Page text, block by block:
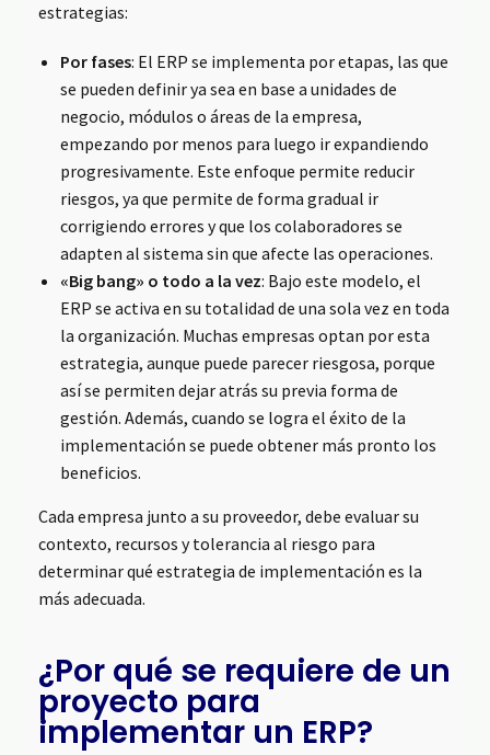
estrategias:
Por fases: El ERP se implementa por etapas, las que
se pueden definir ya sea en base a unidades de
negocio, módulos o áreas de la empresa,
empezando por menos para luego ir expandiendo
progresivamente. Este enfoque permite reducir
riesgos, ya que permite de forma gradual ir
corrigiendo errores y que los colaboradores se
adapten al sistema sin que afecte las operaciones.
«Big bang» o todo a la vez: Bajo este modelo, el
ERP se activa en su totalidad de una sola vez en toda
la organización. Muchas empresas optan por esta
estrategia, aunque puede parecer riesgosa, porque
así se permiten dejar atrás su previa forma de
gestión. Además, cuando se logra el éxito de la
implementación se puede obtener más pronto los
beneficios.
Cada empresa junto a su proveedor, debe evaluar su
contexto, recursos y tolerancia al riesgo para
determinar qué estrategia de implementación es la
más adecuada.
¿Por qué se requiere de un
proyecto para
implementar un ERP?